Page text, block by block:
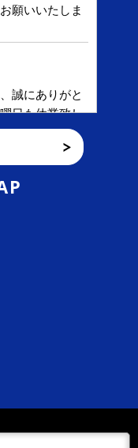
願いいたしま
誠にありがと
日も休業致し
しますが、こ